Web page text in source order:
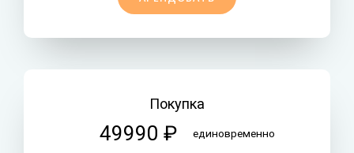
Покупка
49990 ₽ единовременно